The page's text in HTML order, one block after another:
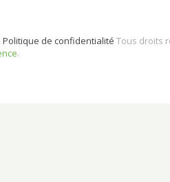
Politique de confidentialité Tous droits
.